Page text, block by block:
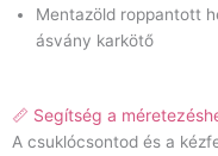
Mentazöld roppantott
ásvány karkötő
📏 Segítség a
A csuklócsontod és a